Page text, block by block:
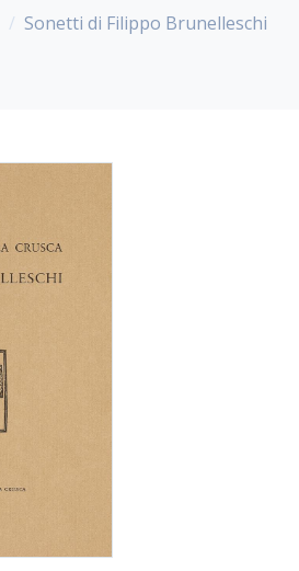
Sonetti di Filippo Brunelleschi